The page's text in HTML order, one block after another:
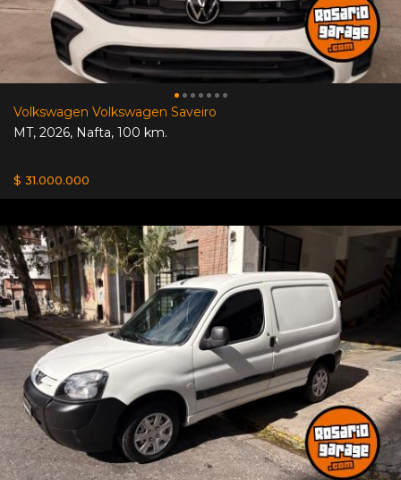
Volkswagen Volkswagen Saveiro
MT, 2026, Nafta, 100 km.
$ 31.000.000